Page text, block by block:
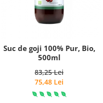
Suc de goji 100% Pur, Bio,
500ml
83,25 Lei
75,48 Lei